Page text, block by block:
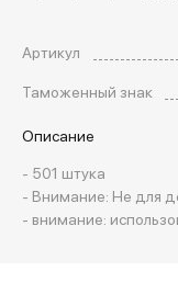
Артикул
Таможенный знак
Описание
- 501 штукa
- Внимание: Не для
- внимание: